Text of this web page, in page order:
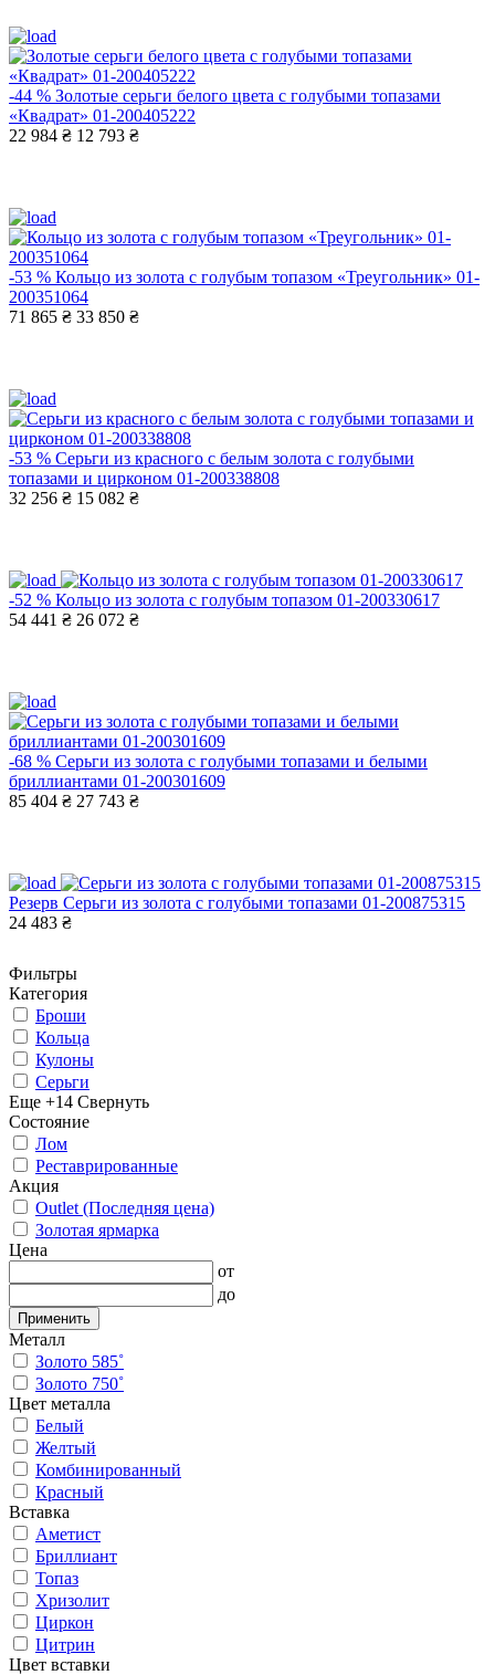
-44 % Золотые серьги белого цвета с голубыми топазами
«Квадрат» 01-200405222
22 984 ₴ 12 793 ₴
-53 % Кольцо из золота с голубым топазом «Треугольник» 01-
200351064
71 865 ₴ 33 850 ₴
-53 % Серьги из красного с белым золота с голубыми
топазами и цирконом 01-200338808
32 256 ₴ 15 082 ₴
-52 % Кольцо из золота с голубым топазом 01-200330617
54 441 ₴ 26 072 ₴
-68 % Серьги из золота с голубыми топазами и белыми
бриллиантами 01-200301609
85 404 ₴ 27 743 ₴
Резерв Серьги из золота с голубыми топазами 01-200875315
24 483 ₴
Фильтры
Категория
Броши
Кольца
Кулоны
Серьги
Еще +14 Свернуть
Состояние
Лом
Реставрированные
Акция
Outlet (Последняя цена)
Золотая ярмарка
Цена
от
до
Применить
Металл
Золото 585˚
Золото 750˚
Цвет металла
Белый
Желтый
Комбинированный
Красный
Вставка
Аметист
Бриллиант
Топаз
Хризолит
Циркон
Цитрин
Цвет вставки